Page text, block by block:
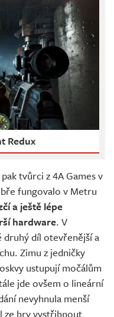
Redux
tvůrci z 4A Games v
fungovalo v Metru
a ještě lépe
hardware. V
druhý díl otevřenější a
Zimu z jedničky
ustupují močálům
jde ovšem o lineární
nevyhnula menší
ze hry vystřihnout